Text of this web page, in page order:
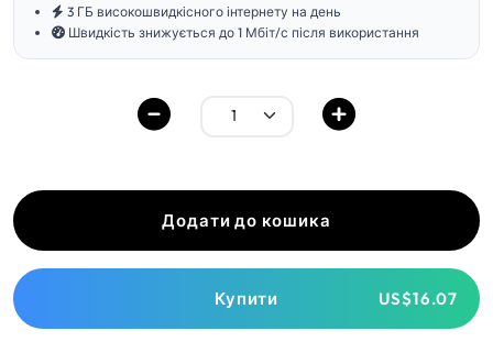
3 ГБ високошвидкісного інтернету на день
Швидкість знижується до 1 Мбіт/с після використання
Додати до кошика
Купити US$16.07